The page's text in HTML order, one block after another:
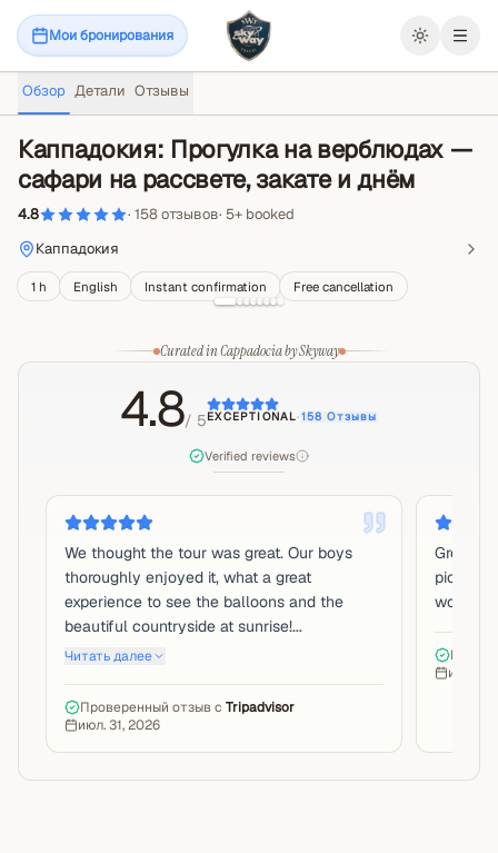
Мои бронирования
Каппадокия: Прогулка на верблюдах —
сафари на рассвете, закате и днём
4.8 · 158отзывов· 5+ booked
Каппадокия
1 h English Instant confirmation Free cancellation
Curated in Cappadocia by Skyway
4.8/ 5EXCEPTIONAL·158 Отзывы
Verified reviews
We thought the tour was great. Our boys
thoroughly enjoyed it, what a great
experience to see the balloons and the
beautiful countryside at sunrise!...
Читать далее
Проверенный отзыв с Tripadvisor
июл. 31, 2026
Great
pictures
июн.
Обзор Детали Отзывы